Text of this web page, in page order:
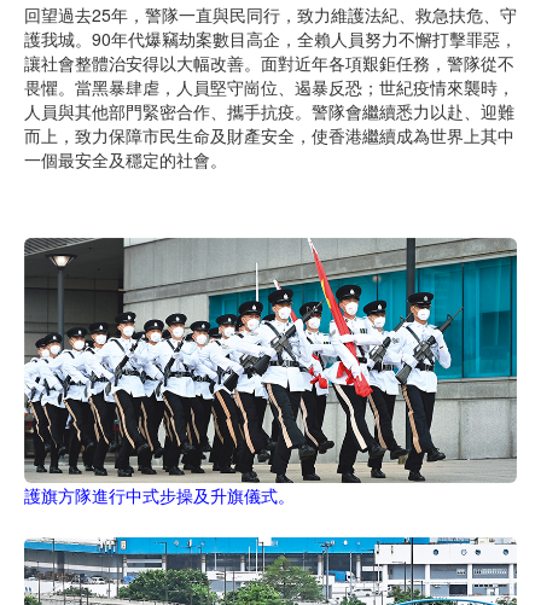
回望過去25年，警隊一直與民同行，致力維護法紀、救急扶危、守
護我城。90年代爆竊劫案數目高企，全賴人員努力不懈打擊罪惡，
讓社會整體治安得以大幅改善。面對近年各項艱鉅任務，警隊從不
畏懼。當黑暴肆虐，人員堅守崗位、遏暴反恐；世紀疫情來襲時，
人員與其他部門緊密合作、攜手抗疫。警隊會繼續悉力以赴、迎難
而上，致力保障市民生命及財產安全，使香港繼續成為世界上其中
一個最安全及穩定的社會。
護旗方隊進行中式步操及升旗儀式。